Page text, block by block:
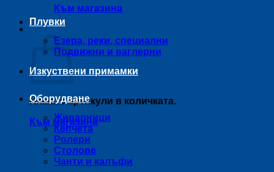
Към магазина
Количка
Нямате артикули в количката.
Към магазина
Плувки
Езера, реки, специални
Подвижни и ваглерни
Изкуствени примамки
Оборудване
Живарници
Кепчета
Ролери
Столове
Чанти и калъфи